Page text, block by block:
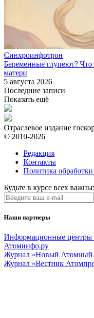
Синхроинфотрон
Беременные глупеют?
матери
5 августа 2026
Последние записи
Показать ещё
Отраслевое издание
© 2010-2026
Редакция
Контакты
Политика
Будьте в курсе всех
Наши партнеры
Информационные центры
Атоминфо.ру
Журнал «Новый Атомный
Журнал «Вестник